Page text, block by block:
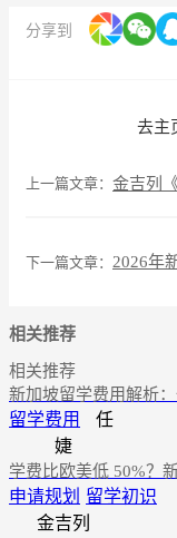
分享到
去主
上一篇文章：
下一篇文章： 2026年
相关推荐
相关推荐
新加坡留学费用解析
留学费用
任
婕
学费比欧美低 50%？
申请规划 留学初识
金吉列